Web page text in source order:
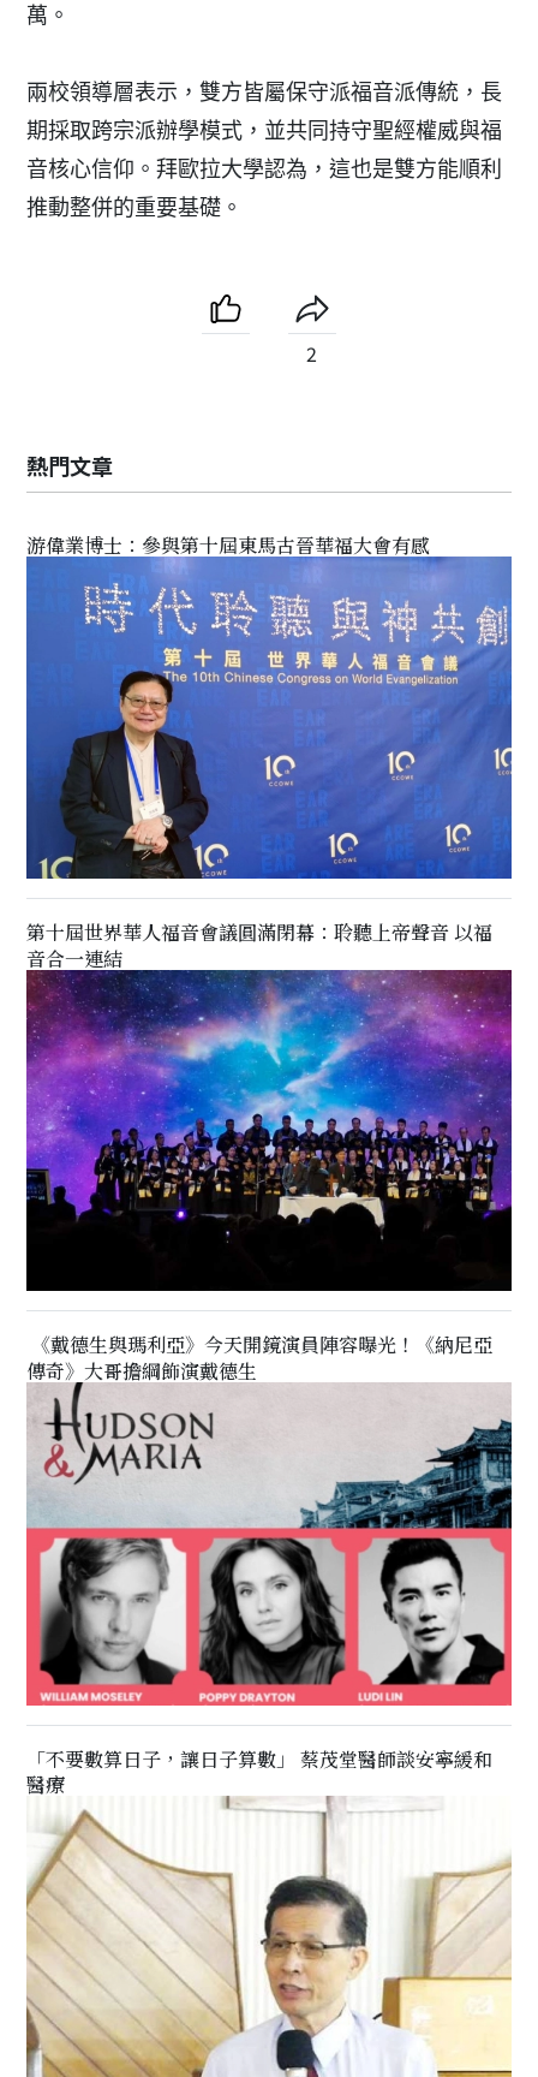
萬。
兩校領導層表示，雙方皆屬保守派福音派傳統，長
期採取跨宗派辦學模式，並共同持守聖經權威與福
音核心信仰。拜歐拉大學認為，這也是雙方能順利
推動整併的重要基礎。
2
熱門文章
游偉業博士：參與第十屆東馬古晉華福大會有感
第十屆世界華人福音會議圓滿閉幕：聆聽上帝聲音 以福
音合一連結
《戴德生與瑪利亞》今天開鏡演員陣容曝光！《納尼亞
傳奇》大哥擔綱飾演戴德生
「不要數算日子，讓日子算數」 蔡茂堂醫師談安寧緩和
醫療